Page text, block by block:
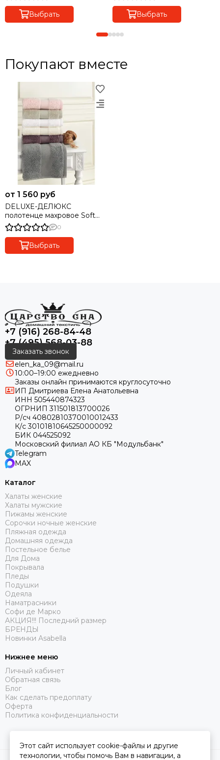
Выбрать Выбрать
Покупают вместе
от 1 560 руб
DELUXE-ДЕЛЮКС
полотенце махровое Soft
Cotton
0
Выбрать
+7 (916) 268-84-48
+7 (495) 568-03-88
Заказать звонок
elen_ka_09@mail.ru
10:00–19:00 ежедневно
Заказы онлайн принимаются круглосуточно
ИП Дмитриева Елена Анатольевна
ИНН 505440874323
ОГРНИП 311501813700026
Р/сч 40802810370010012433
К/с 30101810645250000092
БИК 044525092
Московский филиал АО КБ "Модульбанк"
Telegram
MAX
Каталог
Халаты женские
Халаты мужские
Пижамы женские
Сорочки ночные женские
Пляжная одежда
Домашняя одежда
Постельное белье
Для Дома
Покрывала
Пледы
Подушки
Одеяла
Наматрасники
Софи де Марко
АКЦИЯ!!! Последний размер
БРЕНДЫ
Новинки Asabella
Нижнее меню
Личный кабинет
Обратная связь
Блог
Как сделать предоплату
Оферта
Политика конфиденциальности
Этот сайт использует cookie-файлы и другие
технологии, чтобы помочь Вам в навигации, а